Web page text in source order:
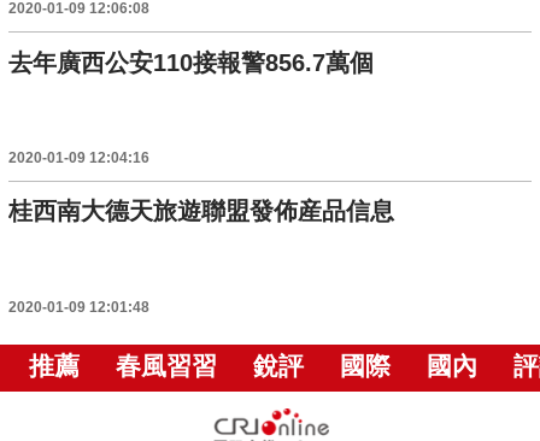
2020-01-09 12:06:08
去年廣西公安110接報警856.7萬個
2020-01-09 12:04:16
桂西南大德天旅遊聯盟發佈産品信息
2020-01-09 12:01:48
推薦 春風習習 銳評 國際 國內